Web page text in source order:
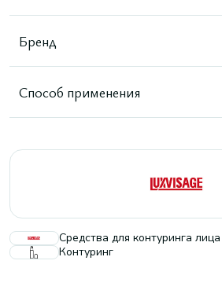
Бренд
Способ применения
Средства для контуринга
Контуринг